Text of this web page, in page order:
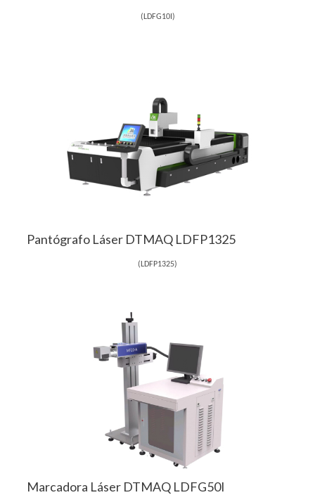
( LDFG10I )
Pantógrafo Láser DTMAQ LDFP1325
( LDFP1325)
Marcadora Láser DTMAQ LDFG50I